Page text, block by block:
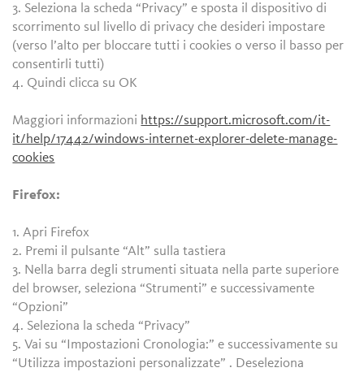
3. Seleziona la scheda “Privacy” e sposta il dispositivo di
scorrimento sul livello di privacy che desideri impostare
(verso l’alto per bloccare tutti i cookies o verso il basso per
consentirli tutti)
4. Quindi clicca su OK
Maggiori informazioni https://support.microsoft.com/it-
it/help/17442/windows-internet-explorer-delete-manage-
cookies
Firefox:
1. Apri Firefox
2. Premi il pulsante “Alt” sulla tastiera
3. Nella barra degli strumenti situata nella parte superiore
del browser, seleziona “Strumenti” e successivamente
“Opzioni”
4. Seleziona la scheda “Privacy”
5. Vai su “Impostazioni Cronologia:” e successivamente su
“Utilizza impostazioni personalizzate” . Deseleziona